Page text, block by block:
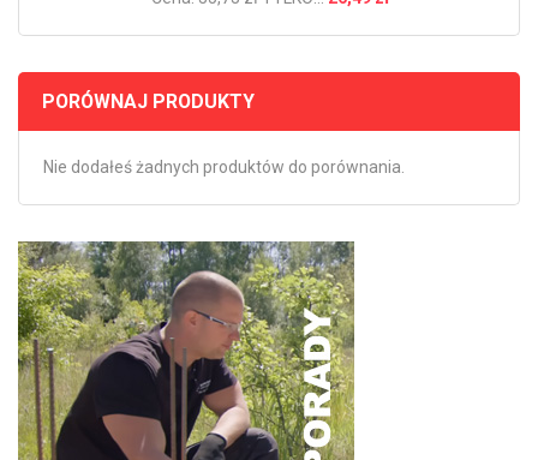
PORÓWNAJ PRODUKTY
Nie dodałeś żadnych produktów do porównania.